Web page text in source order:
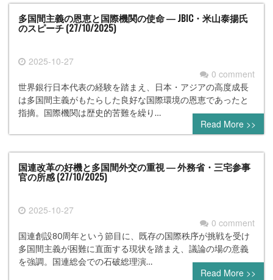
多国間主義の恩恵と国際機関の使命 ― JBIC・米山泰揚氏
のスピーチ (27/10/2025)
2025-10-27
0 comment
世界銀行日本代表の経験を踏まえ、日本・アジアの高度成長
は多国間主義がもたらした良好な国際環境の恩恵であったと
指摘。国際機関は歴史的苦難を繰り…
Read More >>
国連改革の好機と多国間外交の重視 ― 外務省・三宅参事
官の所感 (27/10/2025)
2025-10-27
0 comment
国連創設80周年という節目に、既存の国際秩序が挑戦を受け
多国間主義が困難に直面する現状を踏まえ、議論の場の意義
を強調。国連総会での石破総理演…
Read More >>